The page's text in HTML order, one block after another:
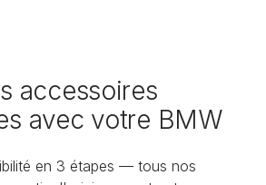
accessoires
avec votre BMW
en 3 étapes — tous nos